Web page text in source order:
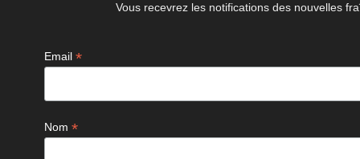
Vous recevrez les notifications des nouvelles
Email*
Nom*